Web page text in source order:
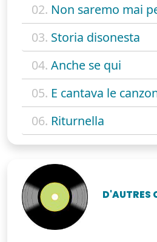
02. Non saremo mai
03. Storia disonesta
04. Anche se qui
05. E cantava le
06. Riturnella
D'AUTRES